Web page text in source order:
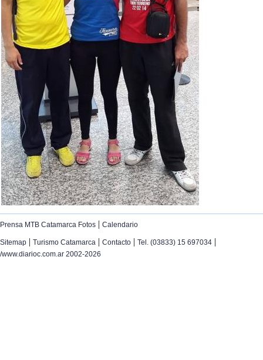
Prensa MTB Catamarca Fotos | Calendario
Sitemap | Turismo Catamarca | Contacto | Tel. (03833) 15 697034 |
/www.diarioc.com.ar 2002-2026